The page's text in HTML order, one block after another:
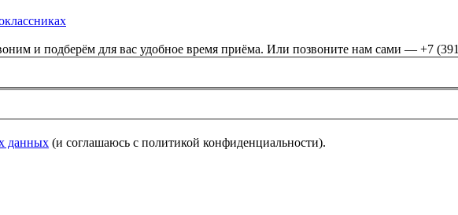
и подберём для вас удобное время приёма. Или позвоните нам сами — +7
данных (и соглашаюсь с политикой конфиденциальности).